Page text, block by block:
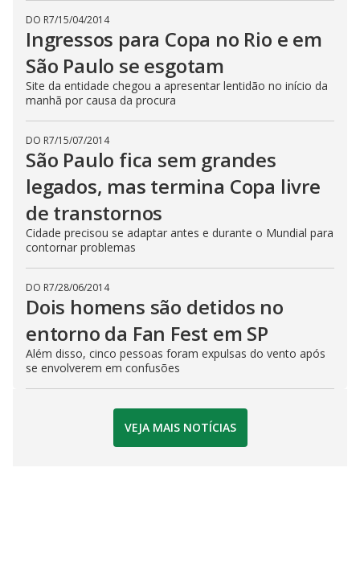
DO R7/15/04/2014
Ingressos para Copa no Rio e em
São Paulo se esgotam
Site da entidade chegou a apresentar lentidão no início da
manhã por causa da procura
DO R7/15/07/2014
São Paulo fica sem grandes
legados, mas termina Copa livre
de transtornos
Cidade precisou se adaptar antes e durante o Mundial para
contornar problemas
DO R7/28/06/2014
Dois homens são detidos no
entorno da Fan Fest em SP
Além disso, cinco pessoas foram expulsas do vento após
se envolverem em confusões
VEJA MAIS NOTÍCIAS